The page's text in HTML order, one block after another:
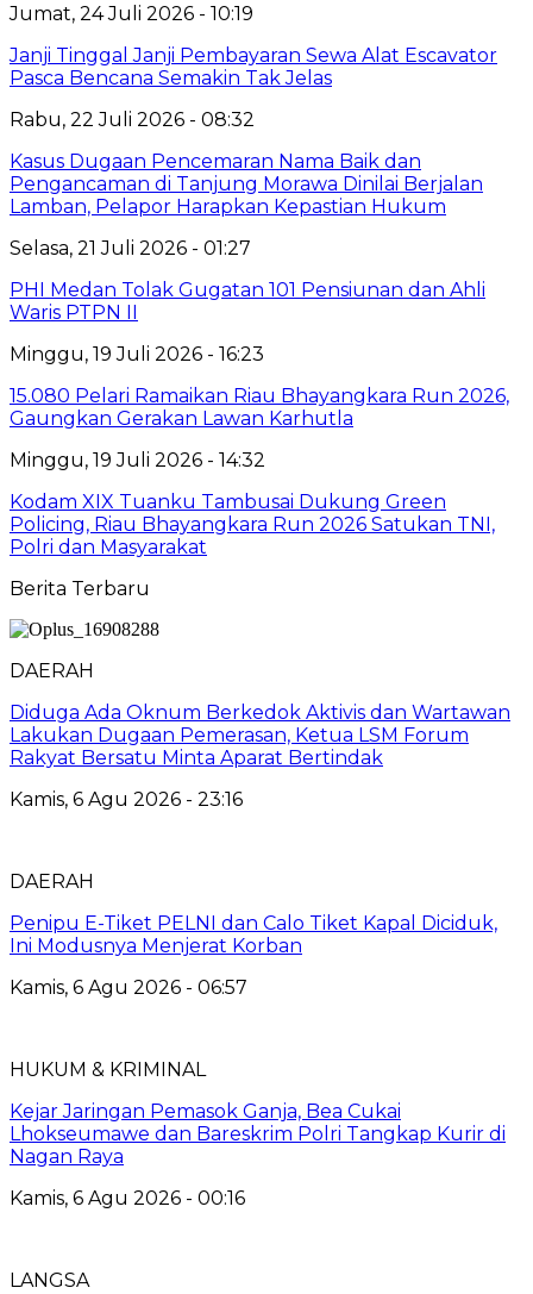
Jumat, 24 Juli 2026 - 10:19
Janji Tinggal Janji Pembayaran Sewa Alat Escavator
Pasca Bencana Semakin Tak Jelas
Rabu, 22 Juli 2026 - 08:32
Kasus Dugaan Pencemaran Nama Baik dan
Pengancaman di Tanjung Morawa Dinilai Berjalan
Lamban, Pelapor Harapkan Kepastian Hukum
Selasa, 21 Juli 2026 - 01:27
PHI Medan Tolak Gugatan 101 Pensiunan dan Ahli
Waris PTPN II
Minggu, 19 Juli 2026 - 16:23
15.080 Pelari Ramaikan Riau Bhayangkara Run 2026,
Gaungkan Gerakan Lawan Karhutla
Minggu, 19 Juli 2026 - 14:32
Kodam XIX Tuanku Tambusai Dukung Green
Policing, Riau Bhayangkara Run 2026 Satukan TNI,
Polri dan Masyarakat
Berita Terbaru
DAERAH
Diduga Ada Oknum Berkedok Aktivis dan Wartawan
Lakukan Dugaan Pemerasan, Ketua LSM Forum
Rakyat Bersatu Minta Aparat Bertindak
Kamis, 6 Agu 2026 - 23:16
DAERAH
Penipu E-Tiket PELNI dan Calo Tiket Kapal Diciduk,
Ini Modusnya Menjerat Korban
Kamis, 6 Agu 2026 - 06:57
HUKUM & KRIMINAL
Kejar Jaringan Pemasok Ganja, Bea Cukai
Lhokseumawe dan Bareskrim Polri Tangkap Kurir di
Nagan Raya
Kamis, 6 Agu 2026 - 00:16
LANGSA